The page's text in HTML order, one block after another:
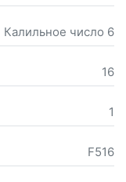
Калильное число 6
16
1
F516